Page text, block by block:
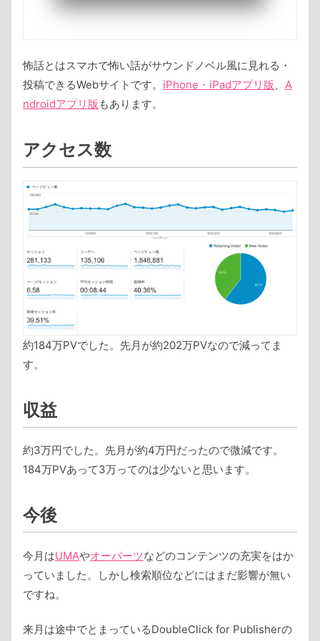
怖話とはスマホで怖い話がサウンドノベル風に見れる・
投稿できるWebサイトです。 iPhone・iPadアプリ版、 A
ndroidアプリ版 もあります。
アクセス数
約184万PVでした。先月が約202万PVなので減ってま
す。
収益
約3万円でした。先月が約4万円だったので微減です。
184万PVあって3万ってのは少ないと思います。
今後
今月はUMAやオーパーツなどのコンテンツの充実をはか
っていました。しかし検索順位などにはまだ影響が無い
ですね。
来月は途中でとまっているDoubleClick for Publisherの